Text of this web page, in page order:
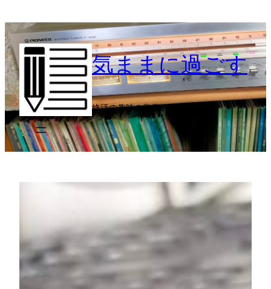
容
を
ス
キ
ッ
プ
気ままに過ごす
終活の趣味の覚書